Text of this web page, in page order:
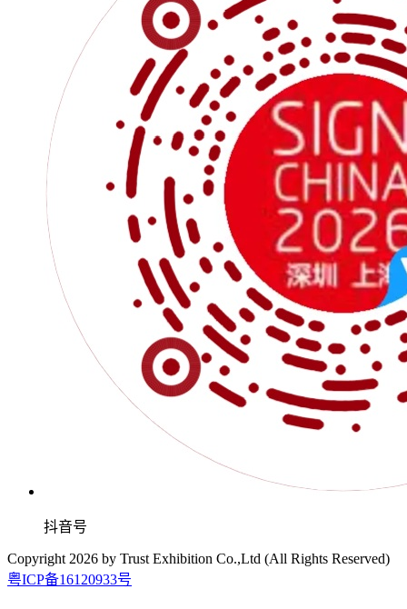
抖音号
Copyright 2026 by Trust Exhibition Co.,Ltd (All Rights Reserved)
粤ICP备16120933号